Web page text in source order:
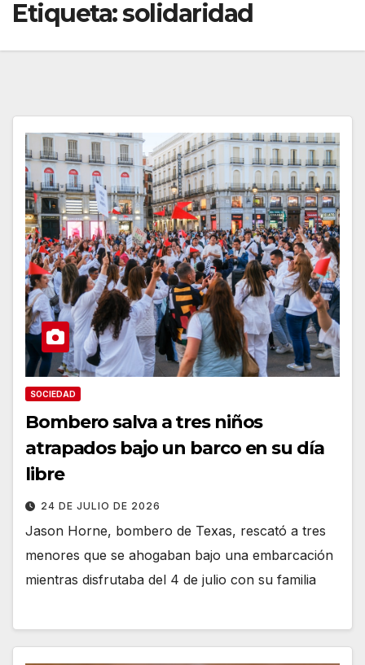
Etiqueta:solidaridad
SOCIEDAD
Bombero salva a tres niños
atrapados bajo un barco en su día
libre
24 DE JULIO DE 2026
Jason Horne, bombero de Texas, rescató a tres
menores que se ahogaban bajo una embarcación
mientras disfrutaba del 4 de julio con su familia